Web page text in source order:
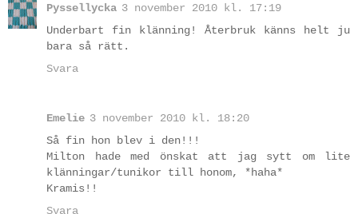
Pyssellycka 3 november 2010 kl. 17:19
Underbart fin klänning! Återbruk känns helt ju
bara så rätt.
Svara
Emelie 3 november 2010 kl. 18:20
Så fin hon blev i den!!!
Milton hade med önskat att jag sytt om lite
klänningar/tunikor till honom, *haha*
Kramis!!
Svara